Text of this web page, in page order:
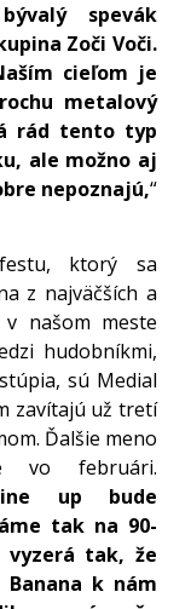
spevák
Zoči Voči.
cieľom je
metalový
rád tento typ
ale možno aj
nepoznajú,“
ktorý sa
z najväčších a
našom meste
hudobníkmi,
sú Medial
zavítajú už tretí
Ďalšie meno
vo februári.
up bude
tak na 90-
tak, že
k nám